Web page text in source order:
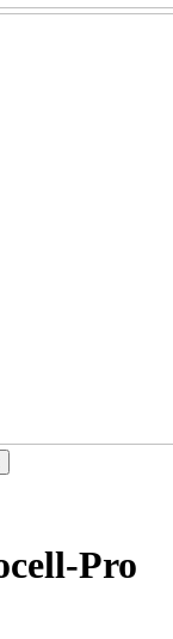
Pro